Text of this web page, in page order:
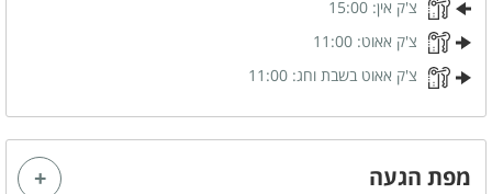
מיקרוגל
תנור אפייה
מקפיא
נוף
צ'ק אין: 15:00
צ'ק אאוט: 11:00
צ'ק אאוט בשבת וחג: 11:00
מפת הגעה